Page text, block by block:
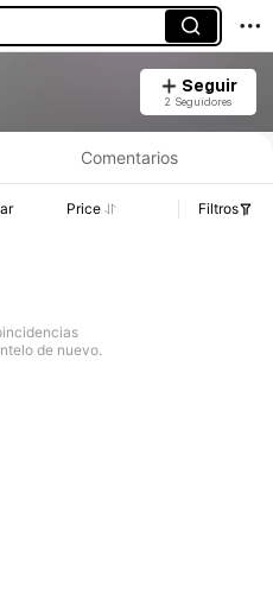
Seguir
2 Seguidores
Comentarios
Price Filtros
de nuevo.